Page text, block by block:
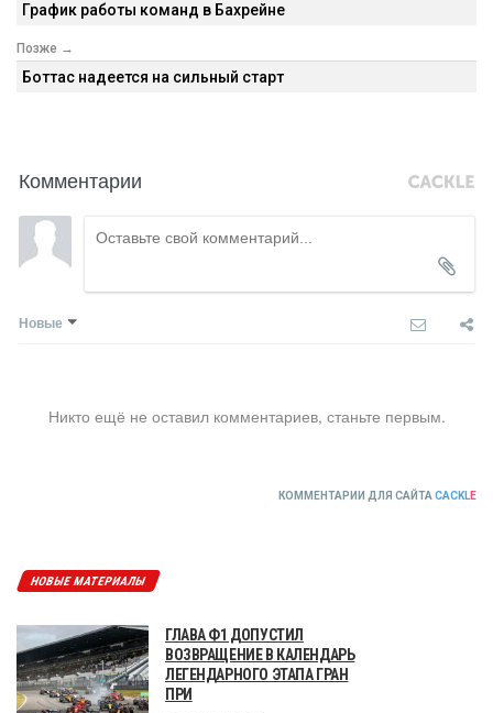
График работы команд в Бахрейне
Позже →
Боттас надеется на сильный старт
Комментарии
Новые
Никто ещё не оставил комментариев, станьте первым.
КОММЕНТАРИИ ДЛЯ САЙТА CACKLE
НОВЫЕ МАТЕРИАЛЫ
ГЛАВА Ф1 ДОПУСТИЛ
ВОЗВРАЩЕНИЕ В КАЛЕНДАРЬ
ЛЕГЕНДАРНОГО ЭТАПА ГРАН
ПРИ